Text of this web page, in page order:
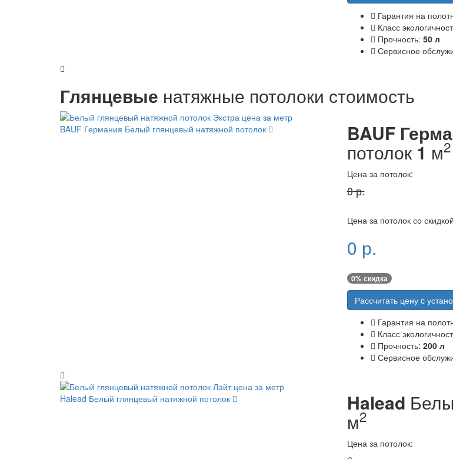
Гарантия на
Класс
Прочность: 50 л
Сервисное
Глянцевые натяжные потолоки стоимость
BAUF
потолок 1 м2
Цена за потолок:
0р.
Цена за потолок со
0 р.
0% скидка
Рассчитать цену c
Гарантия на
Класс
Прочность: 200 л
Сервисное
BAUF Германия Белый глянцевый натяжной потолок
Halead
м2
Цена за потолок:
Halead Белый глянцевый натяжной потолок